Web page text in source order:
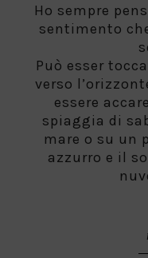
Ho sempre
sentimento
Può esser
verso
essere
spiaggia di
mare o su un
azzurro e il